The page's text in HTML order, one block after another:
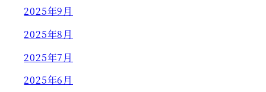
2025年9月
2025年8月
2025年7月
2025年6月